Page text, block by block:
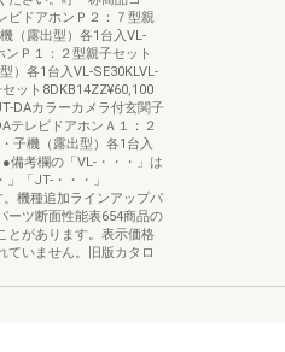
ドアホンＰ２：７型親
（露出型）各1台入VL-
ンＰ１：２型親子セット
）各1台入VL-SE30KLVL-
ット8DKB14ZZ¥60,100
DAカラーカメラ付玄関子
テレビドアホンＡ１：２
子機（露出型）各1台入
備考欄の「VL-・・・」は
「JT-・・・」
。機種追加ラインアップパ
ーツ断面性能表654商品の
とがあります。表示価格
ていません。旧版カタロ